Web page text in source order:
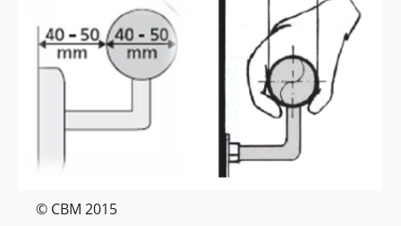
© CBM 2015